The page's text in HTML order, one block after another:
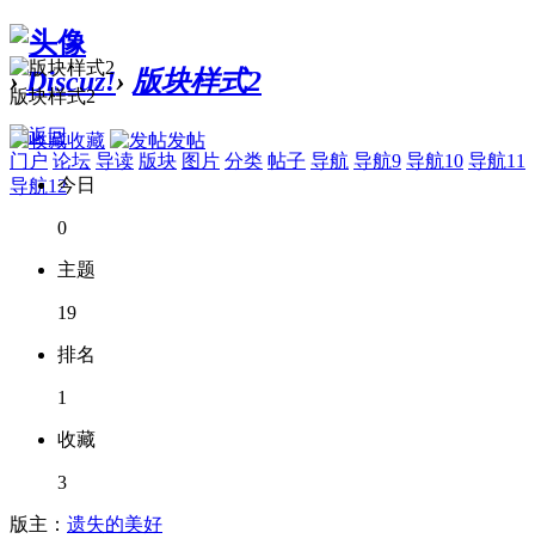
› Discuz!› 版块样式2
门户 论坛 导读 版块 图片 分类 帖子 导航 导航9 导航10 导航11
导航12
版块样式2
收藏 发帖
今日
0
主题
19
排名
1
收藏
3
版主： 遗失的美好